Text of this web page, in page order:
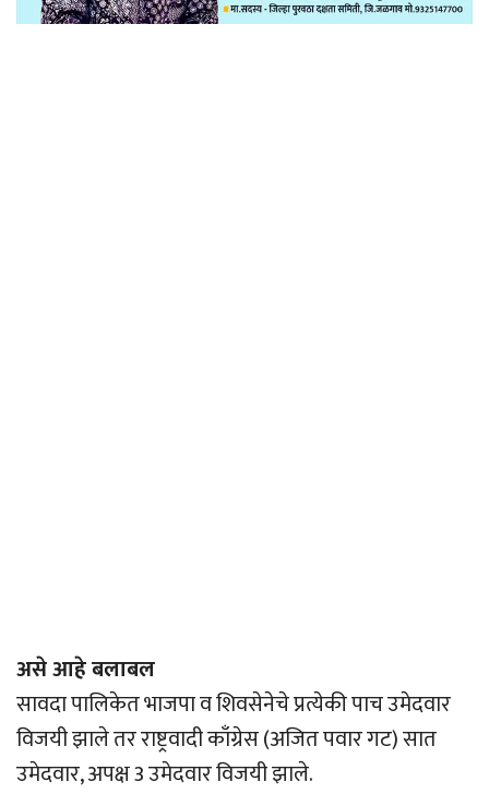
असे आहे बलाबल
सावदा पालिकेत भाजपा व शिवसेनेचे प्रत्येकी पाच उमेदवार
विजयी झाले तर राष्ट्रवादी काँग्रेस (अजित पवार गट) सात
उमेदवार, अपक्ष 3 उमेदवार विजयी झाले.